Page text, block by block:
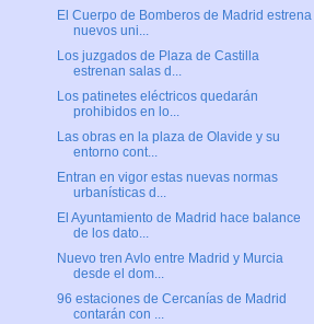
El Cuerpo de Bomberos de Madrid estrena
nuevos uni...
Los juzgados de Plaza de Castilla
estrenan salas d...
Los patinetes eléctricos quedarán
prohibidos en lo...
Las obras en la plaza de Olavide y su
entorno cont...
Entran en vigor estas nuevas normas
urbanísticas d...
El Ayuntamiento de Madrid hace balance
de los dato...
Nuevo tren Avlo entre Madrid y Murcia
desde el dom...
96 estaciones de Cercanías de Madrid
contarán con ...